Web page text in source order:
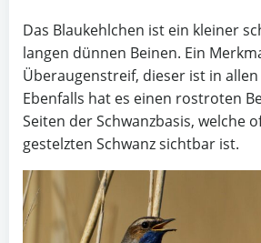
Das Blaukehlchen ist ein kleiner
langen dünnen Beinen. Ein
Überaugenstreif, dieser ist in
Ebenfalls hat es einen rostroten
Seiten der Schwanzbasis, welche
gestelzten Schwanz sichtbar ist.